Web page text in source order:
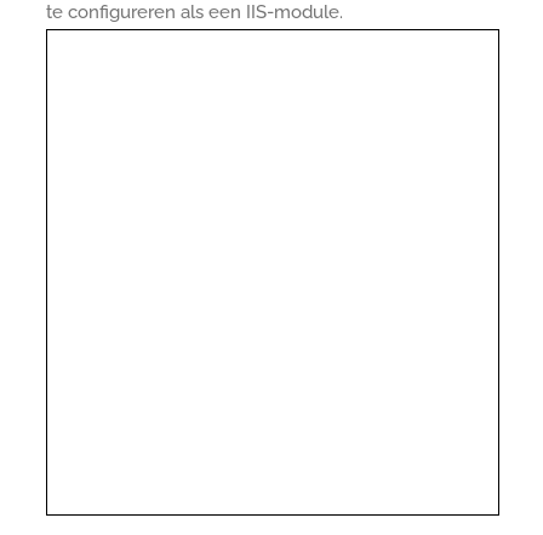
te configureren als een IIS-module.